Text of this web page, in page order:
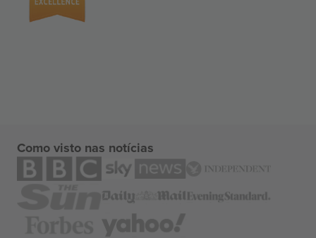
Como visto nas notícias